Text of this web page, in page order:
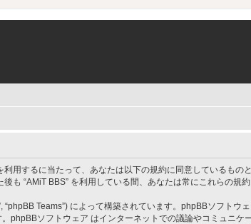
利用するに当たって、あなたは以下の規約に同意しているも
“AMiT BBS” を利用している間、あなたは常にこれらの規
Teams”) によって構築されています。phpBBソフトウェ
phpBBソフトウェア はインターネットでの議論やコミュニ